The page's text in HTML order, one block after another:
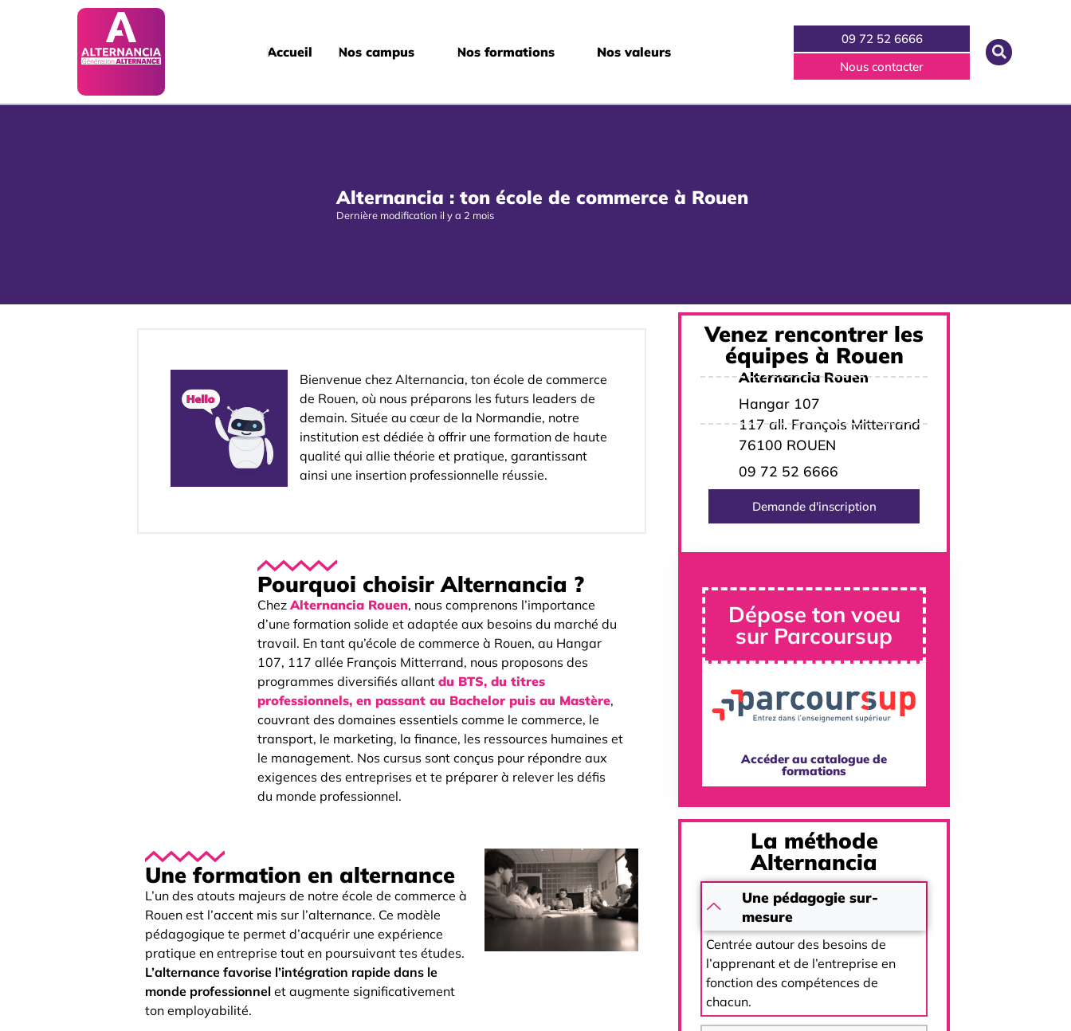
Accueil Nos campus Nos formations Nos valeurs
09 72 52 6666
Nous contacter
Alternancia : ton école de commerce à Rouen
Dernière modification il y a 2 mois
Bienvenue chez Alternancia, ton école de commerce
de Rouen, où nous préparons les futurs leaders de
demain. Située au cœur de la Normandie, notre
institution est dédiée à offrir une formation de haute
qualité qui allie théorie et pratique, garantissant
ainsi une insertion professionnelle réussie.
Pourquoi choisir Alternancia ?
ChezAlternancia Rouen, nous comprenons l’importance
d’une formation solide et adaptée aux besoins du marché du
travail. En tant qu’école de commerce à Rouen, au Hangar
107, 117 allée François Mitterrand, nous proposons des
programmes diversifiés allant du BTS, du titres
professionnels, en passant au Bachelor puis au Mastère,
couvrant des domaines essentiels comme le commerce, le
transport, le marketing, la finance, les ressources humaines et
le management. Nos cursus sont conçus pour répondre aux
exigences des entreprises et te préparer à relever les défis
du monde professionnel.
Une formation en alternance
L’un des atouts majeurs de notre école de commerce à
Rouen est l’accent mis sur l’alternance. Ce modèle
pédagogique te permet d’acquérir une expérience
pratique en entreprise tout en poursuivant tes études.
L’alternance favorise l’intégration rapide dans le
monde professionnel et augmente significativement
ton employabilité.
Venez rencontrer les
équipes à Rouen
Alternancia Rouen
Hangar 107
117 all. François Mitterrand
76100 ROUEN
09 72 52 6666
Demande d'inscription
Dépose ton voeu
sur Parcoursup
Accéder au catalogue de
formations
La méthode
Alternancia
Une pédagogie sur-
mesure
Centrée autour des besoins de
l’apprenant et de l’entreprise en
fonction des compétences de
chacun.